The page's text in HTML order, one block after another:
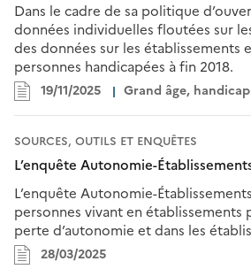
Dans le cadre de sa politique
données individuelles floutées sur
des données sur les établissements
personnes handicapées à fin 2018.
19/11/2025 Grand âge,
SOURCES, OUTILS ET ENQUÊTES
L’enquête Autonomie-
L’enquête Autonomie-
personnes vivant en établissements
perte d’autonomie et dans les
28/03/2025